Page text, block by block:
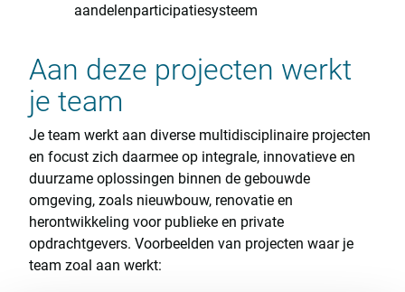
aandelenparticipatiesysteem
Aan deze projecten werkt
je team
Je team werkt aan diverse multidisciplinaire projecten
en focust zich daarmee op integrale, innovatieve en
duurzame oplossingen binnen de gebouwde
omgeving, zoals nieuwbouw, renovatie en
herontwikkeling voor publieke en private
opdrachtgevers. Voorbeelden van projecten waar je
team zoal aan werkt: